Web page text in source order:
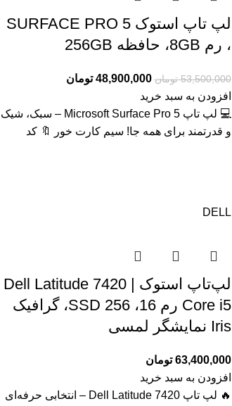
لپ تاپ استوک SURFACE PRO 5
، رم 8GB، حافظه 256GB
53,500,000 تومان 48,900,000 تومان
افزودن به سبد خرید
💻 لپ تاپ Microsoft Surface Pro 5 – سبک، شیک
و قدرتمند برای همه جا! سیم کارت خور 🔖 کد
DELL
لپ‌تاپ استوک Dell Latitude 7420 |
Core i5 رم 16، SSD 256، گرافیک
Iris نمایشگر لمسی
63,400,000 تومان
افزودن به سبد خرید
🔥 لپ تاپ Dell Latitude 7420 – انتخابی حرفه‌ای